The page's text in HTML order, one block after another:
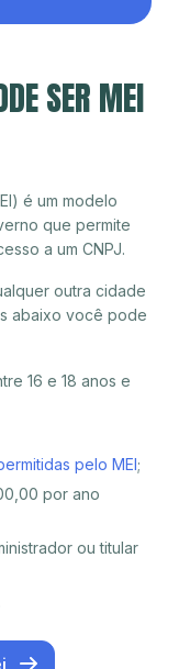
SER MEI
é um modelo
que permite
a um CNPJ.
outra cidade
abaixo você pode
16 e 18 anos e
pelo MEI;
por ano
ou titular